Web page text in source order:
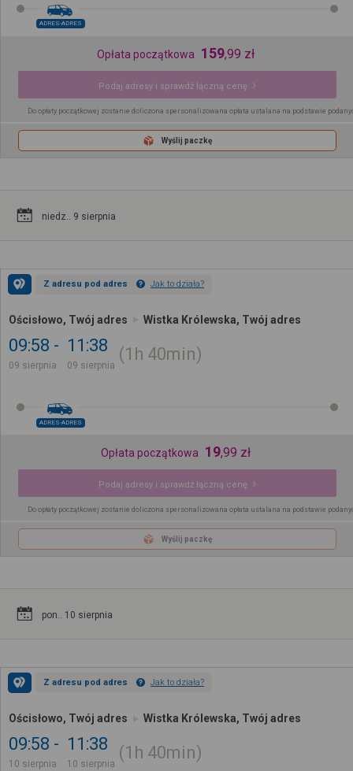
ADRES-ADRES
Opłata początkowa 159,99 zł
Podaj adresy i sprawdź łączną cenę
Do opłaty początkowej zostanie doliczona spersonalizowana opłata ustalana na podstawie
Wyślij paczkę
niedz.. 9 sierpnia
Z adresu pod adres Jak to działa?
Ościsłowo, Twój adres Wistka Królewska, Twój adres
09:58
09 sierpnia
11:38
09 sierpnia
1h 40min
ADRES-ADRES
Opłata początkowa 19,99 zł
Podaj adresy i sprawdź łączną cenę
Do opłaty początkowej zostanie doliczona spersonalizowana opłata ustalana na podstawie
Wyślij paczkę
pon.. 10 sierpnia
Z adresu pod adres Jak to działa?
Ościsłowo, Twój adres Wistka Królewska, Twój adres
09:58
10 sierpnia
11:38
10 sierpnia
1h 40min